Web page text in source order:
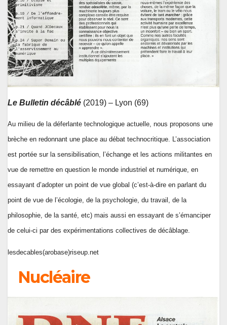
Le Bulletin décâblé (2019) – Lyon (69)
Au milieu de la déferlante technologique actuelle, nous proposons une
brèche en redonnant une place au débat technocritique. L’association
est portée sur la sensibilisation, l’échange et les actions militantes en
vue de remettre en question le monde industriel et numérique, en
essayant d’adopter un point de vue global (c’est-à-dire en parlant du
point de vue de l’écologie, de la psychologie, du travail, de la
philosophie, de la santé, etc) mais aussi en essayant de s’émanciper
de celui-ci par des expérimentations collectives de décâblage.
lesdecables(arobase)riseup.net
Nucléaire